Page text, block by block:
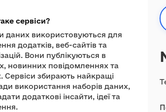
сервіси?
даних використовуються для
додатків, веб-сайтів та
Вони публікуються в
новинних повідомленнях та
Сервіси збирають найкращі
використання наборів даних,
додаткові інсайти, ідеї та